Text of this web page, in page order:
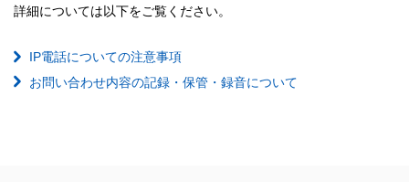
詳細については以下をご覧ください。
IP電話についての注意事項
お問い合わせ内容の記録・保管・録音について